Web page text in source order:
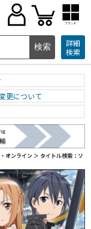
ブランド
詳細
検索
更について
オンライン ＞ タイトル検索：ソ